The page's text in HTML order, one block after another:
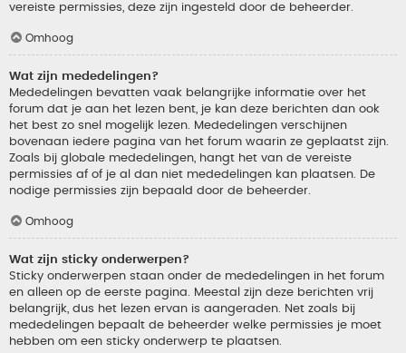
vereiste permissies, deze zijn ingesteld door de beheerder.
Omhoog
Wat zijn mededelingen?
Mededelingen bevatten vaak belangrijke informatie over het
forum dat je aan het lezen bent, je kan deze berichten dan ook
het best zo snel mogelijk lezen. Mededelingen verschijnen
bovenaan iedere pagina van het forum waarin ze geplaatst zijn.
Zoals bij globale mededelingen, hangt het van de vereiste
permissies af of je al dan niet mededelingen kan plaatsen. De
nodige permissies zijn bepaald door de beheerder.
Omhoog
Wat zijn sticky onderwerpen?
Sticky onderwerpen staan onder de mededelingen in het forum
en alleen op de eerste pagina. Meestal zijn deze berichten vrij
belangrijk, dus het lezen ervan is aangeraden. Net zoals bij
mededelingen bepaalt de beheerder welke permissies je moet
hebben om een sticky onderwerp te plaatsen.